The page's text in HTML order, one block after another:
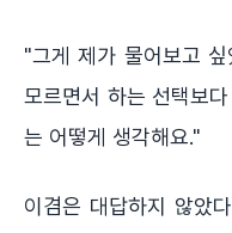
"그게 제가 물어보고
모르면서 하는 선택보
는 어떻게 생각해요."
이겸은 대답하지 않았